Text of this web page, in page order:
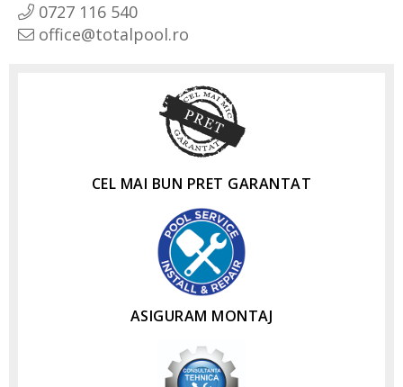
0727 116 540
office@totalpool.ro
CEL MAI BUN PRET GARANTAT
ASIGURAM MONTAJ